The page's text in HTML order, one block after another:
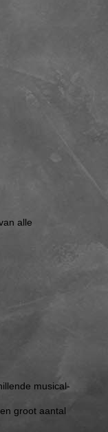
alle
musical-
groot aantal